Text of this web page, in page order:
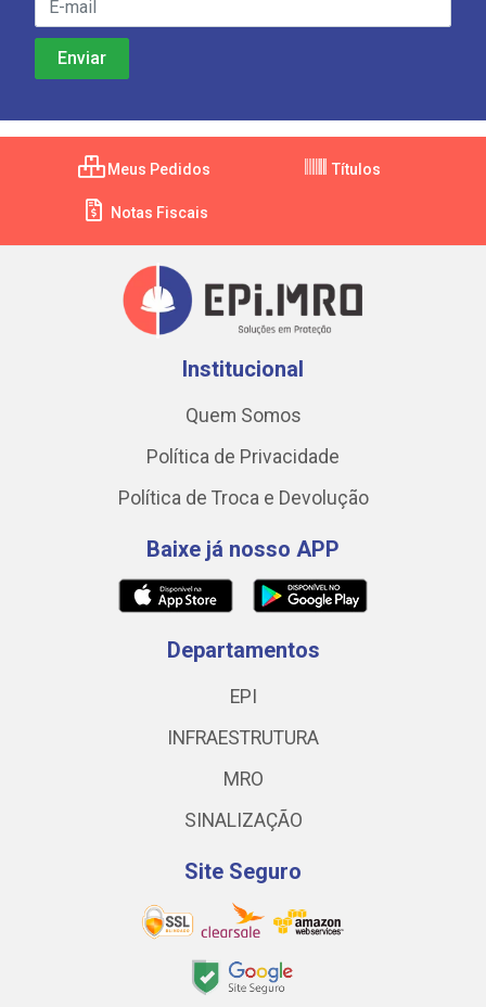
Meus Pedidos Títulos
Notas Fiscais
Institucional
Quem Somos
Política de Privacidade
Política de Troca e Devolução
Baixe já nosso APP
Departamentos
EPI
INFRAESTRUTURA
MRO
SINALIZAÇÃO
Site Seguro